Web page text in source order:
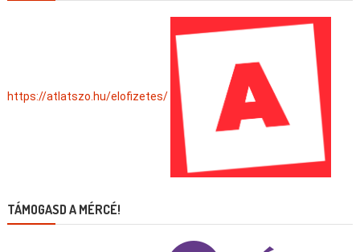
https://atlatszo.hu/elofizetes/
TÁMOGASD A MÉRCÉ!